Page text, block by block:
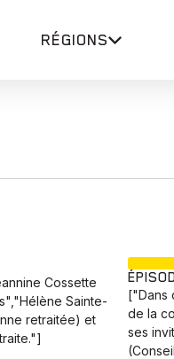
RÉGIONS
Cossette
Sainte-
retraitée) et
["Dans
de la
ses